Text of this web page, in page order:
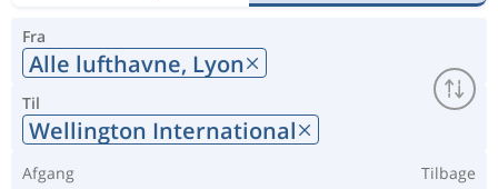
Fra
Alle lufthavne, Lyon
Til
Wellington International
Afgang Tilbage